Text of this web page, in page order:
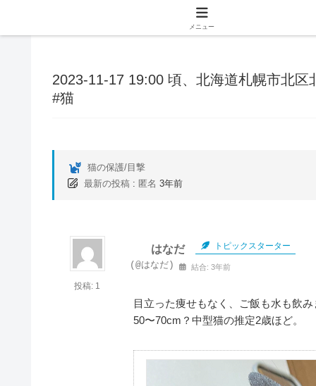
2023-11-17 19:00 頃、北海道札幌市北
#猫
猫の保護/目撃
最新の投稿 : 匿名 3年前
投稿: 1
はなだ トピックスターター
(@はなだ) 結合: 3年前
目立った痩せもなく、ご飯も水も飲
50〜70cm？中型猫の推定2歳ほど。
メニュー